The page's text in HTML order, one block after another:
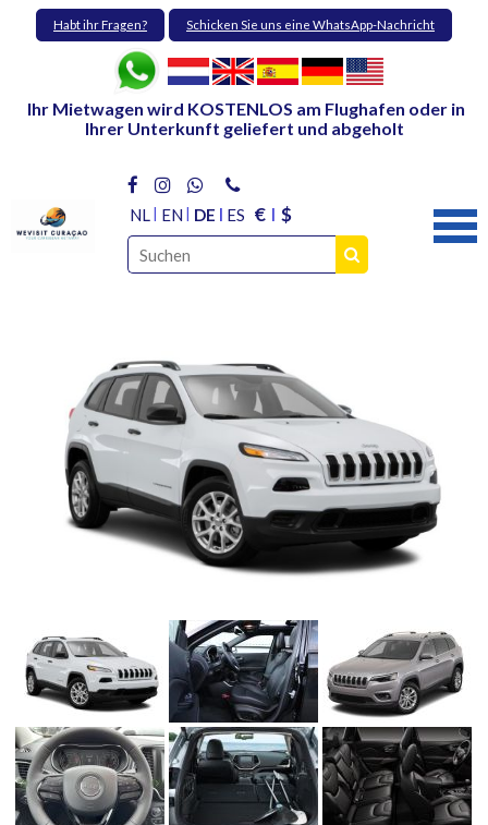
Habt ihr Fragen? Schicken Sie uns eine WhatsApp-Nachricht
Ihr Mietwagen wird KOSTENLOS am Flughafen oder in
Ihrer Unterkunft geliefert und abgeholt
NL EN DE ES € $